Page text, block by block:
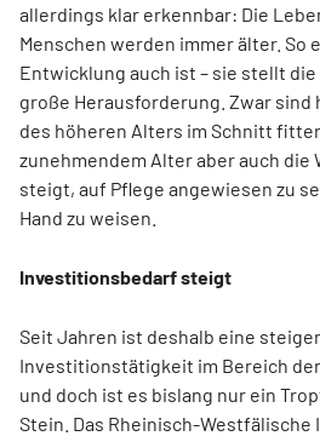
allerdings klar erkennbar: Die
Menschen werden immer älter. So
Entwicklung auch ist – sie stellt
große Herausforderung. Zwar
des höheren Alters im Schnitt
zunehmendem Alter aber auch die
steigt, auf Pflege angewiesen zu
Hand zu weisen.
Investitionsbedarf steigt
Seit Jahren ist deshalb eine
Investitionstätigkeit im Bereich
und doch ist es bislang nur ein
Stein. Das Rheinisch-